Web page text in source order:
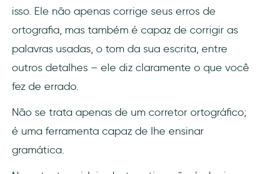
isso. Ele não apenas corrige seus erros de
ortografia, mas também é capaz de corrigir as
palavras usadas, o tom da sua escrita, entre
outros detalhes – ele diz claramente o que você
fez de errado.
Não se trata apenas de um corretor ortográfico;
é uma ferramenta capaz de lhe ensinar
gramática.